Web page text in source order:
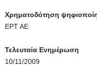
Χρηματοδότηση
ΕΡΤ ΑΕ
Τελευταία Ενημέρωση
10/11/2009